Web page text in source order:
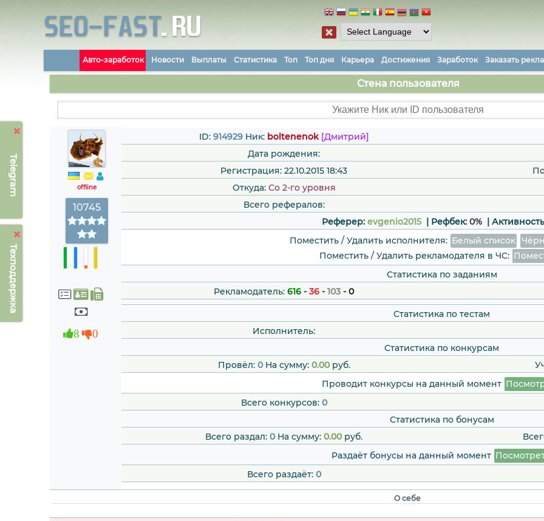
Telegram
Техподдержка
Авто-заработок Новости Выплаты Статистика Топ Топ дня Карьера Достижения Заработок Заказать
Стена пользователя
offline
10745
8 0
ID: 914929Ник: boltenenok [Дмитрий]
Дата рождения:
Регистрация: 22.10.2015 18:43
Откуда: Со 2-го уровня
Всего рефералов:
Реферер: evgenio2015 | Рефбек: 0%
Поместить / Удалить исполнителя: Белый список
Поместить / Удалить рекламодателя в ЧС:
Статистика по заданиям
Рекламодатель: 616 -36 -103 -0
Статистика по тестам
Исполнитель:
Статистика по конкурсам
Провёл: 0На сумму: 0.00руб.
Проводит конкурсы на данный момент
Всего конкурсов: 0
Статистика по бонусам
Всего раздал: 0На сумму: 0.00руб.
Раздаёт бонусы на данный момент
Всего раздаёт: 0
О себе